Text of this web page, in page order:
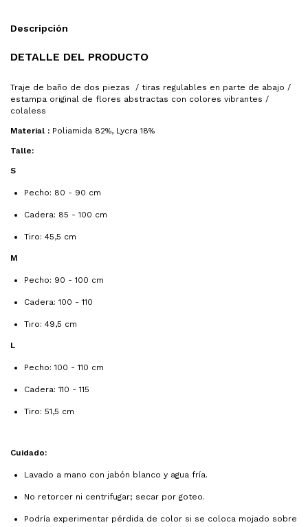
Descripción
DETALLE DEL PRODUCTO
Traje de baño de dos piezas / tiras regulables en parte de abajo /
estampa original de flores abstractas con colores vibrantes /
colaless
Material : Poliamida 82%, Lycra 18%
Talle:
S
Pecho: 80 - 90 cm
Cadera: 85 - 100 cm
Tiro: 45,5 cm
M
Pecho: 90 - 100 cm
Cadera: 100 - 110
Tiro: 49,5 cm
L
Pecho: 100 - 110 cm
Cadera: 110 - 115
Tiro: 51,5 cm
Cuidado:
Lavado a mano con jabón blanco y agua fría.
No retorcer ni centrifugar; secar por goteo.
Podría experimentar pérdida de color si se coloca mojado sobre